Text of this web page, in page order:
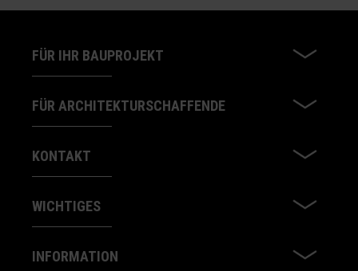
FÜR IHR BAUPROJEKT
FÜR ARCHITEKTURSCHAFFENDE
KONTAKT
WICHTIGES
INFORMATION